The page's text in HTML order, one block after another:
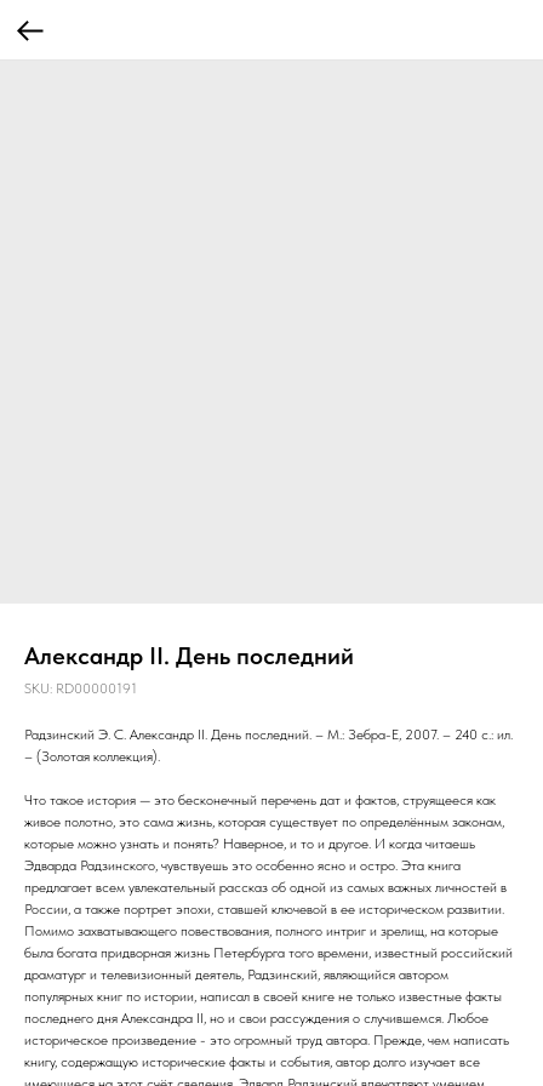
Александр II. День последний
SKU: RD00000191
Радзинский Э. С. Александр II. День последний. – М.: Зебра-Е, 2007. – 240 с.: ил.
– (Золотая коллекция).
Что такое история — это бесконечный перечень дат и фактов, струящееся как
живое полотно, это сама жизнь, которая существует по определённым законам,
которые можно узнать и понять? Наверное, и то и другое. И когда читаешь
Эдварда Радзинского, чувствуешь это особенно ясно и остро. Эта книга
предлагает всем увлекательный рассказ об одной из самых важных личностей в
России, а также портрет эпохи, ставшей ключевой в ее историческом развитии.
Помимо захватывающего повествования, полного интриг и зрелищ, на которые
была богата придворная жизнь Петербурга того времени, известный российский
драматург и телевизионный деятель, Радзинский, являющийся автором
популярных книг по истории, написал в своей книге не только известные факты
последнего дня Александра II, но и свои рассуждения о случившемся. Любое
историческое произведение - это огромный труд автора. Прежде, чем написать
книгу, содержащую исторические факты и события, автор долго изучает все